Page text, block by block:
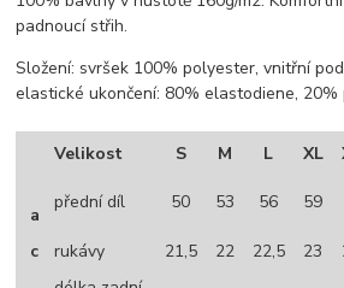
padnoucí střih.
Složení: svršek 100% polyester, vnitřní
elastické ukončení: 80% elastodiene, 20%
Velikost S M L XL
a
přední díl 50 53 56 59
c rukávy 21,5 22 22,5 23